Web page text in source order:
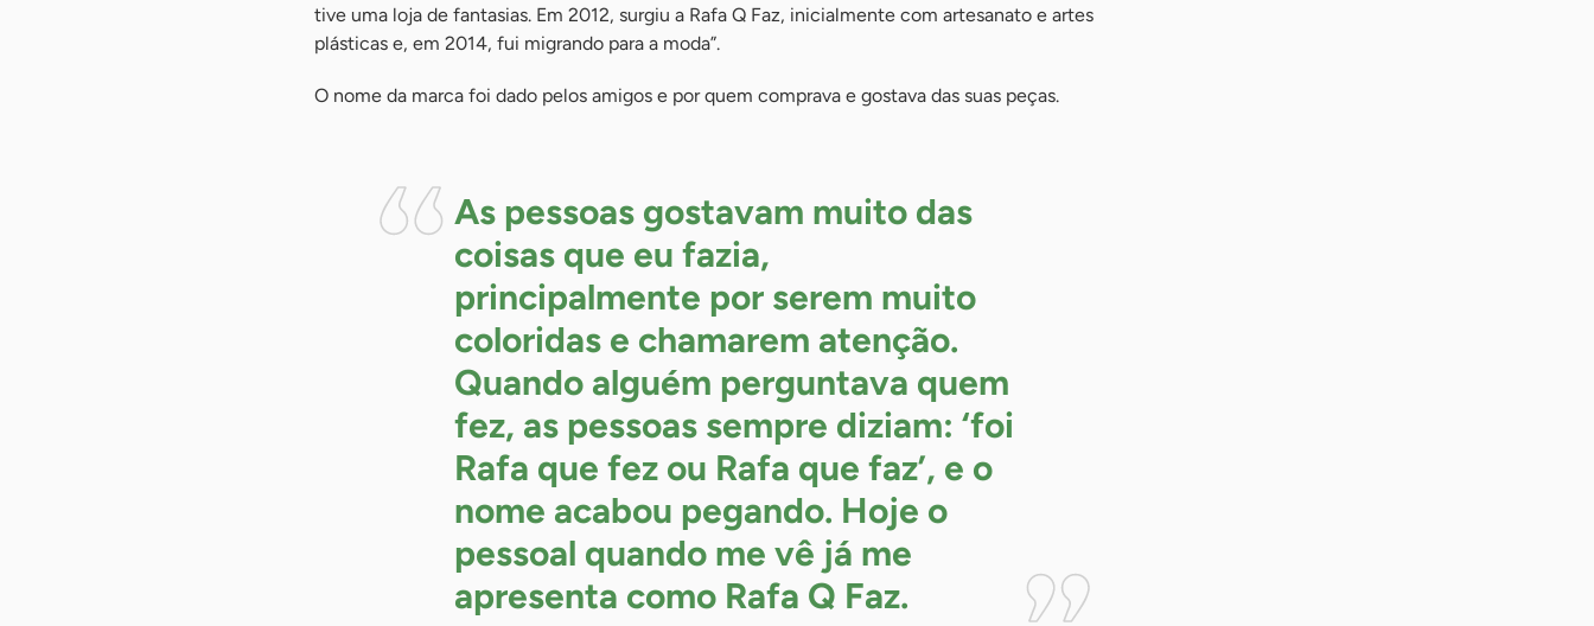
tive uma loja de fantasias. Em 2012, surgiu a Rafa Q Faz, inicialmente com artesanato e artes
plásticas e, em 2014, fui migrando para a moda”.
O nome da marca foi dado pelos amigos e por quem comprava e gostava das suas peças.
As pessoas gostavam muito das
coisas que eu fazia,
principalmente por serem muito
coloridas e chamarem atenção.
Quando alguém perguntava quem
fez, as pessoas sempre diziam: ‘foi
Rafa que fez ou Rafa que faz’, e o
nome acabou pegando. Hoje o
pessoal quando me vê já me
apresenta como Rafa Q Faz.